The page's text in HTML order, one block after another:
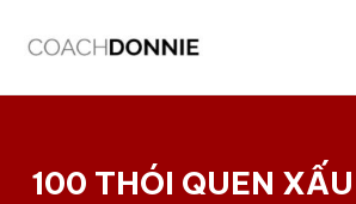
100 THÓI QUEN
hướng